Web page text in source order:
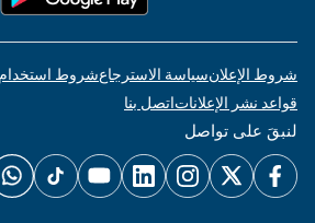
شروط الإعلانسياسة الاسترجاعشروط استخدام
قواعد نشر الإعلاناتاتصل بنا
لنبقَ على تواصل